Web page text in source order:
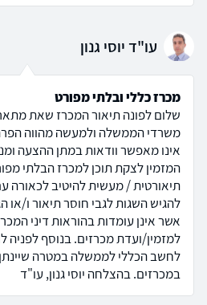
עו"ד יוסי גנון
מכרז כללי ובלתי מפורט
שלום לפונה תיאור המכרז שאת
משרדי הממשלה ולמעשה מהווה הפרה
אינו מאפשר וודאות במתן ההצעה
המזמין לצקת תוכן למכרז הבלתי
תיאורטית / מעשית להיטיב לכאורה
להגיש השגות לגבי חוסר תיאור ו/או
אשר אינן עומדות בהוראות דיני
למזמין/ועדת מכרזים. בנוסף לפניה
לחשב הכללי לממשלה במטרה
במכרזים. בהצלחה יוסי גנון, עו"ד